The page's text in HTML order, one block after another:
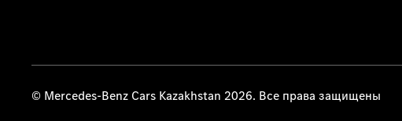
© Mercedes-Benz Cars Kazakhstan 2026. Все права защищены